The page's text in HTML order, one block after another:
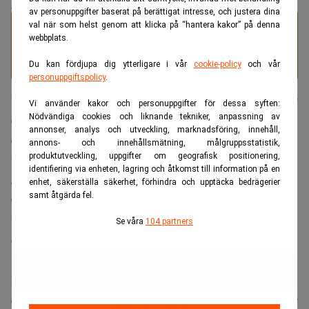
av personuppgifter baserat på berättigat intresse, och justera dina
val när som helst genom att klicka på “hantera kakor” på denna
webbplats.
Du kan fördjupa dig ytterligare i vår cookie-policyoch vår
personuppgiftspolicy.
Vi använder kakor och personuppgifter för dessa syften:
Nödvändiga cookies och liknande tekniker, anpassning av
annonser, analys och utveckling, marknadsföring, innehåll,
annons- och innehållsmätning, målgruppsstatistik,
produktutveckling, uppgifter om geografisk positionering,
identifiering via enheten, lagring och åtkomst till information på en
enhet, säkerställa säkerhet, förhindra och upptäcka bedrägerier
samt åtgärda fel.
Se våra 104 partners
ANNONS
Specialister på juristrekrytering
Under senare år har medier flera gånger rapporterat om hur
en
tystnadskulturfått fäste på Karolinska sjukhuset. I en
enkät från maj 2024 uppgav 70 procent av läkarna att de
upplever att tystnad präglar delar av verksamheten.
JournalistenHelene Claesson Jennischepå
Chefstidningenhar intervjuat
verksamhetschef på HR, ochYvonne Dellmark
ordförande i läkarföreningen, om läget i dag.
De beskriver att tystnadskulturen fortfarande lever kvar i
delar av verksamheten, men att arbetet för att bryta den har